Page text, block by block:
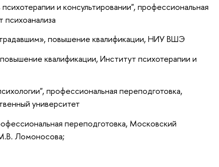
и консультировании", профессиональная
повышение квалификации, НИУ ВШЭ
квалификации, Институт психотерапии и
профессиональная переподготовка,
университет
переподготовка, Московский
Ломоносова;